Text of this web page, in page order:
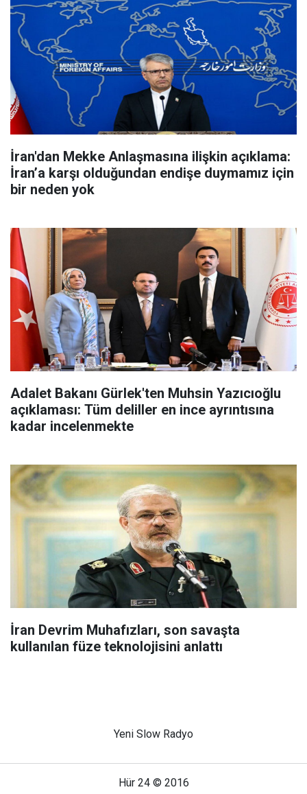
İran'dan Mekke Anlaşmasına ilişkin açıklama:
İran’a karşı olduğundan endişe duymamız için
bir neden yok
Adalet Bakanı Gürlek'ten Muhsin Yazıcıoğlu
açıklaması: Tüm deliller en ince ayrıntısına
kadar incelenmekte
İran Devrim Muhafızları, son savaşta
kullanılan füze teknolojisini anlattı
Yeni Slow Radyo
Hür 24 © 2016